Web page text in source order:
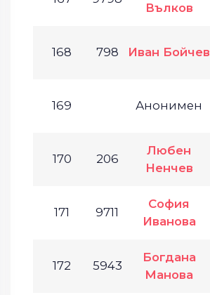
Вълков
168 798 Иван Бойчев
169 Анонимен
170 206
Любен
Ненчев
171 9711
София
Иванова
172 5943
Богдана
Манова